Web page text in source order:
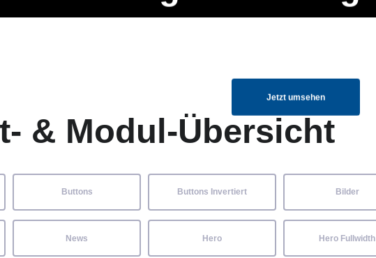
Jetzt umsehen
& Modul-Übersicht
Buttons Buttons Invertiert Bilder
News Hero Hero Fullwidth